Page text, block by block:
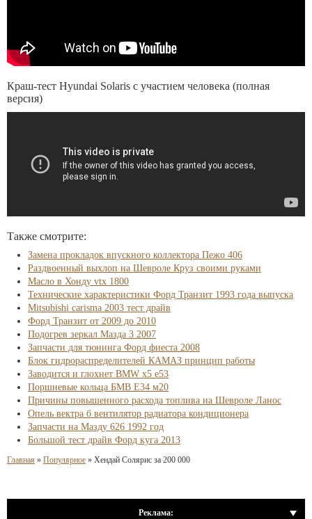
Краш-тест Hyundai Solaris с участием человека (полная
версия)
Также смотрите:
Замена прокладок впускного коллектора Пежо 406
Раздвоенный выхлоп на Шевроле Круз своими руками
Масло в Хонду vtx 1800
Технические характеристики Форд Транзит 1993 года выпуска
Mitsubishi carisma 2003 тест драйв
Форд Транзит от 2009 до 2010
Подогрев зеркал Мазда 3 2007
Запчасти для тюнинга Форд фиеста 2008
Блок гидрораспределителей КАМАЗ принцип работы
Заводится и глохнет BMW x5 e53
Поршневые кольца БМВ Е34 м20
Причины повышенного расхода топлива на Шевроле Ланос
Опель вектра б вентилятор радиатора кондиционера
Запчасти на Мазду 626 1992 год
Большой тест драйв Форд куга 2013
Главная » Популярное » Хендай Солярис за 200 000
Реклама: